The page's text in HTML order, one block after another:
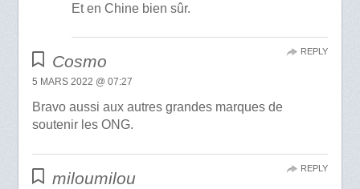
Et en Chine bien sûr.
Cosmo
5 MARS 2022 @ 07:27
Bravo aussi aux autres grandes marques de
soutenir les ONG.
REPLY
miloumilou
REPLY